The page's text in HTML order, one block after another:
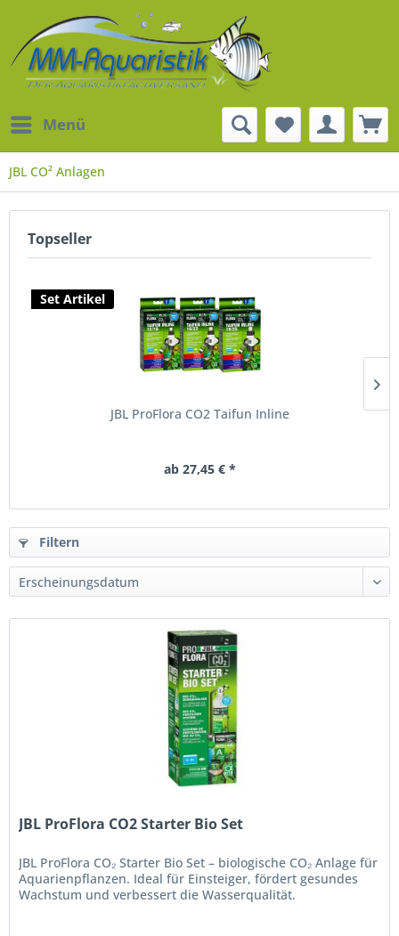
Menü
JBL CO² Anlagen
Topseller
Set Artikel
JBL ProFlora CO2 Taifun Inline
ab 27,45 € *
Filtern
JBL ProFlora CO2 Starter Bio Set
JBL ProFlora CO₂ Starter Bio Set – biologische CO₂ Anlage für
Aquarienpflanzen. Ideal für Einsteiger, fördert gesundes
Wachstum und verbessert die Wasserqualität.